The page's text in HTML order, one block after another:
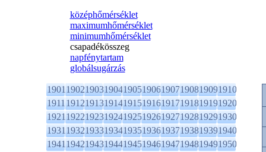
középhőmérséklet
maximumhőmérséklet
minimumhőmérséklet
csapadékösszeg
napfénytartam
globálsugárzás
1901190219031904190519061907190819091910
1911191219131914191519161917191819191920
1921192219231924192519261927192819291930
1931193219331934193519361937193819391940
1941194219431944194519461947194819491950